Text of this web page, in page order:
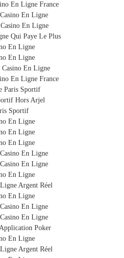
de telle sorte que la pluie et
sur votre valise.
En Ligne France
En Ligne
En Ligne
Qui Paye Le Plus
En Ligne
En Ligne
Casino En Ligne
En Ligne France
Paris Sportif
Hors Arjel
Sportif
En Ligne
En Ligne
En Ligne
En Ligne
En Ligne
En Ligne
Argent Réel
En Ligne
En Ligne
En Ligne
Poker
En Ligne
Argent Réel